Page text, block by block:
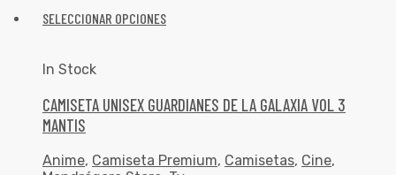
SELECCIONAR OPCIONES
In Stock
CAMISETA UNISEX GUARDIANES DE LA GALAXIA VOL 3
MANTIS
Anime, Camiseta Premium, Camisetas, Cine,